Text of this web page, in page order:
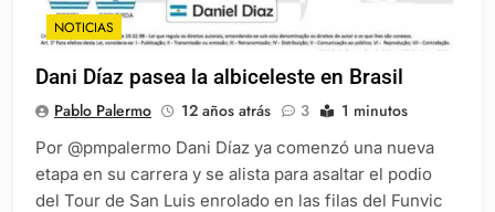
NOTICIAS
Dani Díaz pasea la albiceleste en Brasil
Pablo Palermo 12 años atrás 3 1 minutos
Por @pmpalermo Dani Díaz ya comenzó una nueva
etapa en su carrera y se alista para asaltar el podio
del Tour de San Luis enrolado en las filas del Funvic